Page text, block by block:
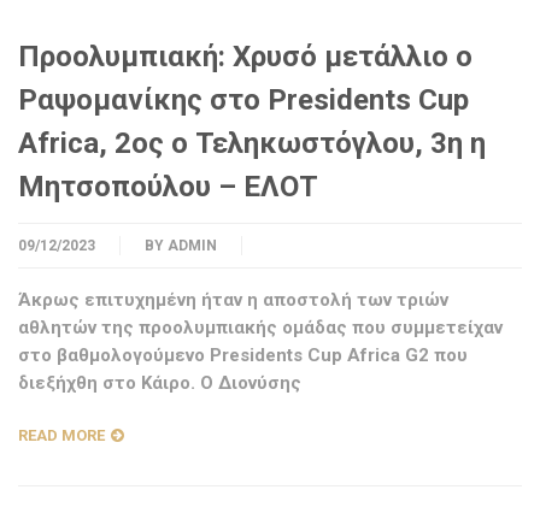
Προολυμπιακή: Χρυσό μετάλλιο ο
Ραψομανίκης στο Presidents Cup
Africa, 2ος ο Τεληκωστόγλου, 3η η
Μητσοπούλου – ΕΛΟΤ
09/12/2023 BY ADMIN
Άκρως επιτυχημένη ήταν η αποστολή των τριών
αθλητών της προολυμπιακής ομάδας που συμμετείχαν
στο βαθμολογούμενο Presidents Cup Africa G2 που
διεξήχθη στο Κάιρο. Ο Διονύσης
READ MORE